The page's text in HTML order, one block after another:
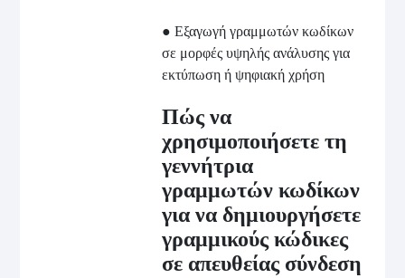
● Εξαγωγή γραμμωτών κωδίκων
σε μορφές υψηλής ανάλυσης για
εκτύπωση ή ψηφιακή χρήση
Πώς να
χρησιμοποιήσετε τη
γεννήτρια
γραμμωτών κωδίκων
για να δημιουργήσετε
γραμμικούς κώδικες
σε απευθείας σύνδεση